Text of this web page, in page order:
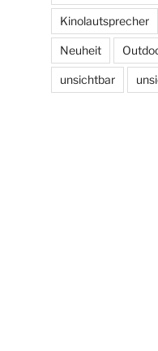
Kinolautsprecher
Neuheit
unsichtbar